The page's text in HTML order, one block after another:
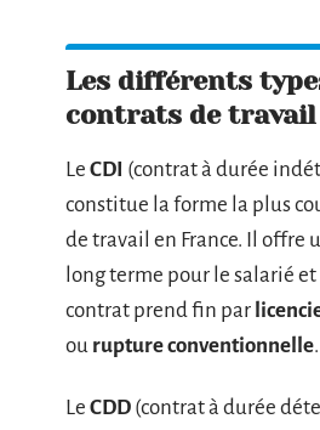
Les différents
contrats de travail
Le CDI (contrat à durée
constitue la forme la plus
de travail en France. Il offre
long terme pour le salarié et
contrat prend fin par
ou rupture conventionnelle.
Le CDD (contrat à durée